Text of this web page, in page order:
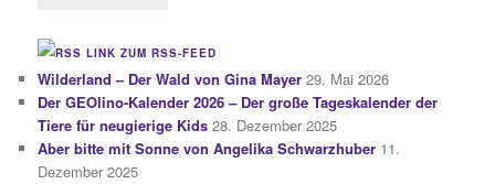
LINK ZUM RSS-FEED
Wilderland – Der Wald von Gina Mayer 29. Mai 2026
Der GEOlino-Kalender 2026 – Der große Tageskalender der
Tiere für neugierige Kids 28. Dezember 2025
Aber bitte mit Sonne von Angelika Schwarzhuber 11.
Dezember 2025